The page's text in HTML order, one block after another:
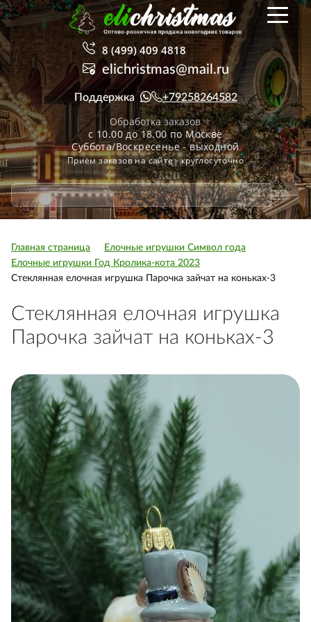
8 (499) 409 4818
elichristmas@mail.ru
Поддержка +79258264582
Обработка заказов
с 10.00 до 18.00 по Москве
Суббота/Воскресенье - выходной
Приём заказов на сайте - круглосуточно
Главная страница
Елочные игрушки Символ года
Елочные игрушки Год Кролика-кота 2023
Стеклянная елочная игрушка Парочка зайчат на коньках-3
Стеклянная елочная игрушка
Парочка зайчат на коньках-3